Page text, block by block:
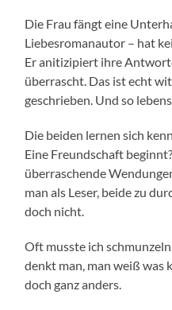
Die Frau fängt eine
Liebesromanautor – hat
Er anitizipiert ihre
überrascht. Das ist echt
geschrieben. Und so
Die beiden lernen sich
Eine Freundschaft
überraschende
man als Leser, beide zu
doch nicht.
Oft musste ich
denkt man, man weiß was
doch ganz anders.